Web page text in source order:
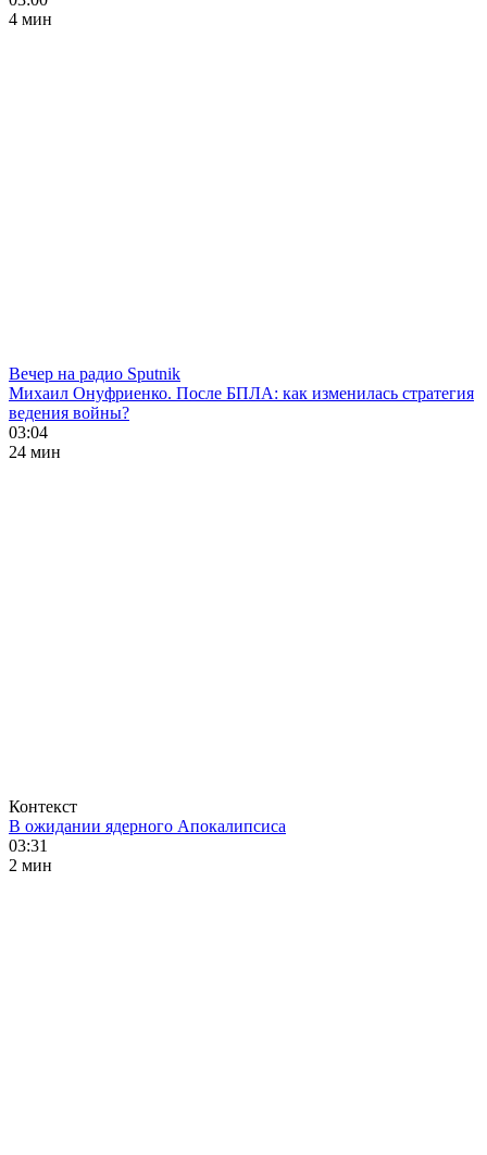
4 мин
Вечер на радио Sputnik
Михаил Онуфриенко. После БПЛА: как изменилась стратегия
ведения войны?
03:04
24 мин
Контекст
В ожидании ядерного Апокалипсиса
03:31
2 мин